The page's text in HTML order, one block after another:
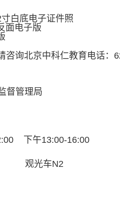
白底电子证件照
电子版
咨询北京中科仁教育电话：
管理局
下午13:00-16:00
观光车N2